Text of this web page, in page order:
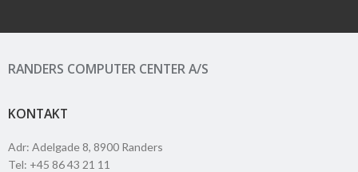
RANDERS COMPUTER CENTER A/S
KONTAKT
Adr: Adelgade 8, 8900 Randers
Tel: +45 86 43 21 11